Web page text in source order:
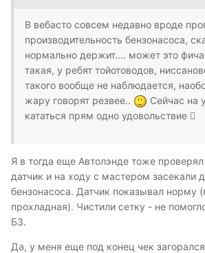
В вебасто совсем недавно вроде
производительность бензонасоса,
нормально держит.... может это фича
такая, у ребят тойотоводов,
такого вообще не наблюдается,
жару говорят резвее..
Сейчас на
кататься прям одно удовольствие 
Я в тогда еще Автолэнде тоже
датчик и на ходу с мастером засекали
бензонасоса. Датчик показывал норму
прохладная). Чистили сетку - не
БЗ.
Да, у меня еще под конец чек